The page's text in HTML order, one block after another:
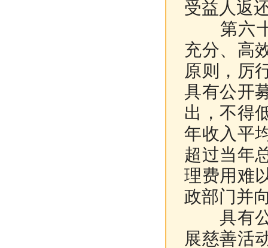
受益人返
第六十
充分、高
原则，厉
具有公开
出，不得
年收入平
超过当年
理费用难
政部门并
具有公
展慈善活